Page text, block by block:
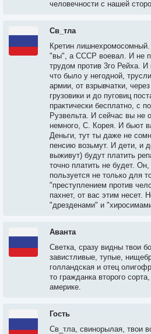
человечности с нашей
Св_тла
Кретин
"вы", а СССР воевал. И не
трудом против 3го Рейха.
что было у негодной,
армии, от взрывчатки,
грузовики и до пуговиц
практически бесплатно, с
Рузвельта. И сейчас вы не
немного, С. Корея. И бьют
Деньги, тут ты даже не
пенсию возьмут. И дети, и
выживут) будут платить
точно платить не будет.
пользуется не только для
"преступлением против
пахнет, от вас этим
"дрезденами" и
Аванта
Светка, сразу видны твои
завистливые, тупые,
голландская и отец
то гражданка второго
америке.
Гость
Св_тла, свинорылая, твои